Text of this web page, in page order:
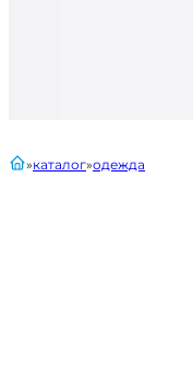
главнаякаталог одежда